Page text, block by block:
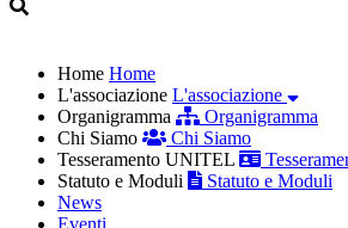
Home Home
L'associazione L'associazione
Organigramma
Organigramma
Chi Siamo
Chi Siamo
Tesseramento UNITEL
Statuto e Moduli
Statuto e Moduli
News
Eventi